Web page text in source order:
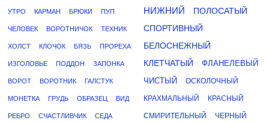
УТРО КАРМАН БРЮКИ ПУП
ЧЕЛОВЕК ВОРОТНИЧОК ТЕХНИК
ХОЛСТ КЛОЧОК БЯЗЬ ПРОРЕХА
ИЗГОЛОВЬЕ ПОДДОН ЗАПОНКА
ВОРОТ ВОРОТНИК ГАЛСТУК
МОНЕТКА ГРУДЬ ОБРАЗЕЦ ВИД
РЕБРО СЧАСТЛИВЧИК СЕДА
НИЖНИЙ
ПОЛОСАТЫЙ
СПОРТИВНЫЙ
БЕЛОСНЕЖНЫЙ
КЛЕТЧАТЫЙ
ФЛАНЕЛЕВЫЙ
ЧИСТЫЙ
ОСКОЛОЧНЫЙ
КРАХМАЛЬНЫЙ КРАСНЫЙ
СМИРИТЕЛЬНЫЙ ЧЕРНЫЙ